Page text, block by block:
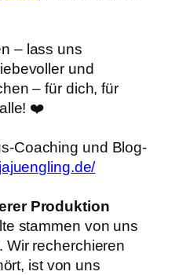
– lass uns
und
– für dich, für
❤️
Coaching und Blog-
Produktion
stammen von uns
Wir recherchieren
ist von uns